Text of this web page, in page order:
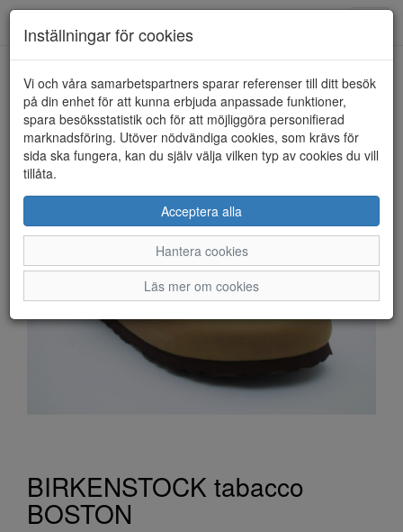
HEM BIRKENSTOCK
BIRKENSTOCK tabacco
BOSTON
Inställningar för cookies
Vi och våra samarbetspartners sparar referenser till ditt besök
på din enhet för att kunna erbjuda anpassade funktioner,
spara besöksstatistik och för att möjliggöra personifierad
marknadsföring. Utöver nödvändiga cookies, som krävs för
sida ska fungera, kan du själv välja vilken typ av cookies du vill
tillåta.
Acceptera alla
Hantera cookies
Läs mer om cookies